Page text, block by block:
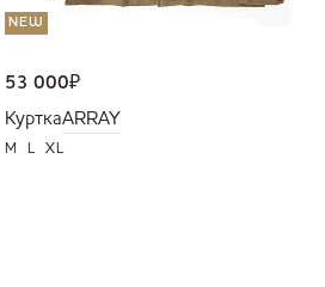
NEW
53 000₽
КурткаARRAY
M L XL